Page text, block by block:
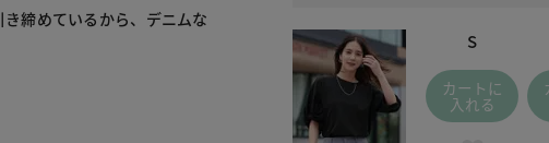
締めているから、デニムな
S
カートに
入れる